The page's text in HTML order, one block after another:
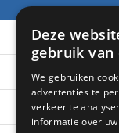
Klantenservice
Mijn account
Categorieën
Deze
gebruik van
We gebruiken
advertenties te
verkeer te
informatie over